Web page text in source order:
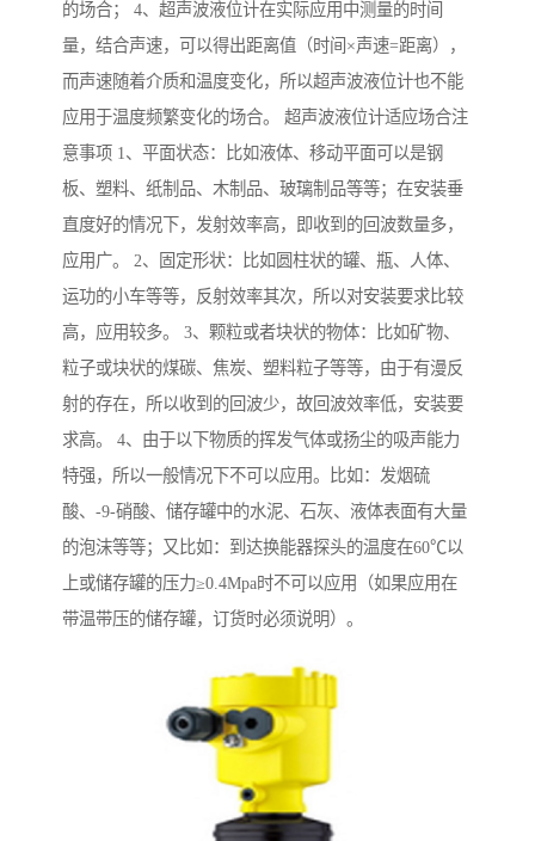
的场合； 4、超声波液位计在实际应用中测量的时间
量，结合声速，可以得出距离值（时间×声速=距离），
而声速随着介质和温度变化，所以超声波液位计也不能
应用于温度频繁变化的场合。 超声波液位计适应场合注
意事项 1、平面状态：比如液体、移动平面可以是钢
板、塑料、纸制品、木制品、玻璃制品等等；在安装垂
直度好的情况下，发射效率高，即收到的回波数量多，
应用广。 2、固定形状：比如圆柱状的罐、瓶、人体、
运功的小车等等，反射效率其次，所以对安装要求比较
高，应用较多。 3、颗粒或者块状的物体：比如矿物、
粒子或块状的煤碳、焦炭、塑料粒子等等，由于有漫反
射的存在，所以收到的回波少，故回波效率低，安装要
求高。 4、由于以下物质的挥发气体或扬尘的吸声能力
特强，所以一般情况下不可以应用。比如：发烟硫
酸、-9-硝酸、储存罐中的水泥、石灰、液体表面有大量
的泡沫等等；又比如：到达换能器探头的温度在60℃以
上或储存罐的压力≥0.4Mpa时不可以应用（如果应用在
带温带压的储存罐，订货时必须说明）。